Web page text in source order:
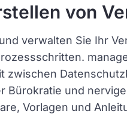
von
verwalten Sie Ihr
zwischen
Bürokratie und
Vorlagen und